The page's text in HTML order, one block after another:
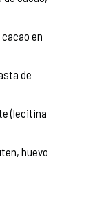
en
de
(lecitina
huevo